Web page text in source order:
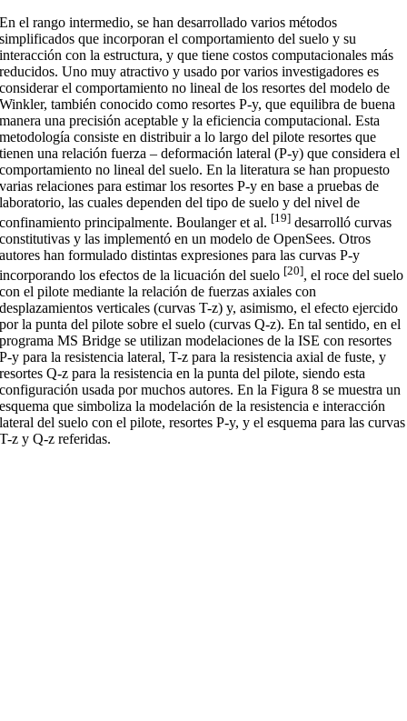
En el rango intermedio, se han desarrollado varios métodos
simplificados que incorporan el comportamiento del suelo y su
interacción con la estructura, y que tiene costos computacionales más
reducidos. Uno muy atractivo y usado por varios investigadores es
considerar el comportamiento no lineal de los resortes del modelo de
Winkler, también conocido como resortes P-y, que equilibra de buena
manera una precisión aceptable y la eficiencia computacional. Esta
metodología consiste en distribuir a lo largo del pilote resortes que
tienen una relación fuerza – deformación lateral (P-y) que considera el
comportamiento no lineal del suelo. En la literatura se han propuesto
varias relaciones para estimar los resortes P-y en base a pruebas de
laboratorio, las cuales dependen del tipo de suelo y del nivel de
confinamiento principalmente. Boulanger et al. [19] desarrolló curvas
constitutivas y las implementó en un modelo de OpenSees. Otros
autores han formulado distintas expresiones para las curvas P-y
incorporando los efectos de la licuación del suelo [20], el roce del suelo
con el pilote mediante la relación de fuerzas axiales con
desplazamientos verticales (curvas T-z) y, asimismo, el efecto ejercido
por la punta del pilote sobre el suelo (curvas Q-z). En tal sentido, en el
programa MS Bridge se utilizan modelaciones de la ISE con resortes
P-y para la resistencia lateral, T-z para la resistencia axial de fuste, y
resortes Q-z para la resistencia en la punta del pilote, siendo esta
configuración usada por muchos autores. En la Figura 8 se muestra un
esquema que simboliza la modelación de la resistencia e interacción
lateral del suelo con el pilote, resortes P-y, y el esquema para las curvas
T-z y Q-z referidas.